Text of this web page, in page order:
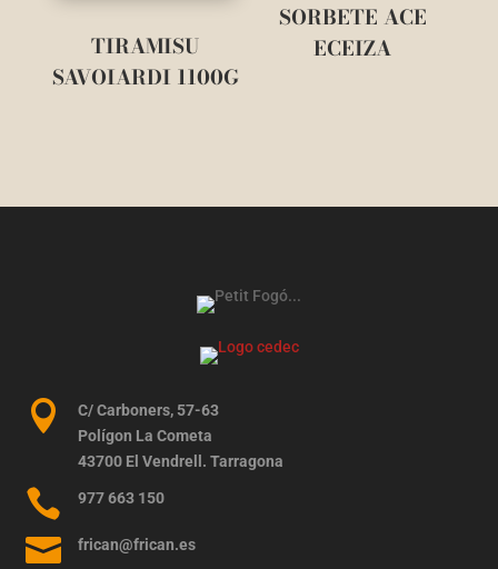
TIRAMISU
SAVOIARDI 1100G
SORBETE ACE
ECEIZA

C/ Carboners, 57-63
Polígon La Cometa
43700 El Vendrell. Tarragona
 977 663 150
 frican@frican.es